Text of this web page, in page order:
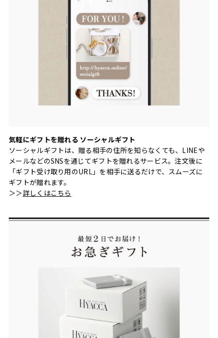
気軽にギフトを贈れる ソーシャルギフト
ソーシャルギフトは、贈る相手の住所を知らなくても、LINEや
メールなどのSNSを通じてギフトを贈れるサービス。注文後に
「ギフト受け取り用のURL」を相手に送るだけで、スムーズに
ギフトが贈れます。
＞＞詳しくはこちら